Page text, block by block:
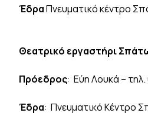
ΈδραΠνευματικό κέντρο
Θεατρικό εργαστήρι
Πρόεδρος: Εύη Λουκά –
Έδρα: Πνευματικό Κέντρο